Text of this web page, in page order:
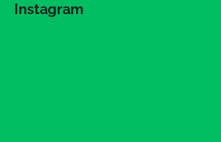
Instagram